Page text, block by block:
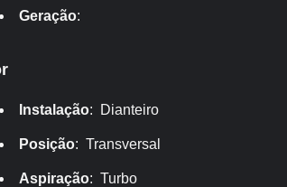
Geração:
Instalação: Dianteiro
Posição: Transversal
Aspiração: Turbo